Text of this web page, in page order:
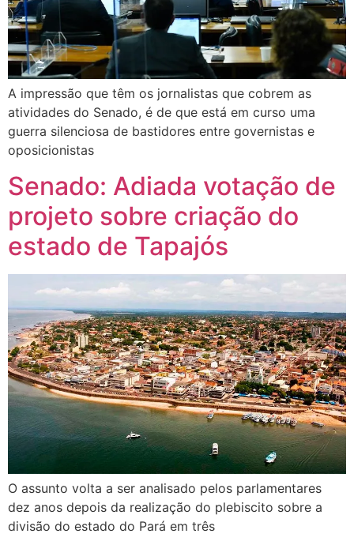
A impressão que têm os jornalistas que cobrem as
atividades do Senado, é de que está em curso uma
guerra silenciosa de bastidores entre governistas e
oposicionistas
Senado: Adiada votação de
projeto sobre criação do
estado de Tapajós
O assunto volta a ser analisado pelos parlamentares
dez anos depois da realização do plebiscito sobre a
divisão do estado do Pará em três